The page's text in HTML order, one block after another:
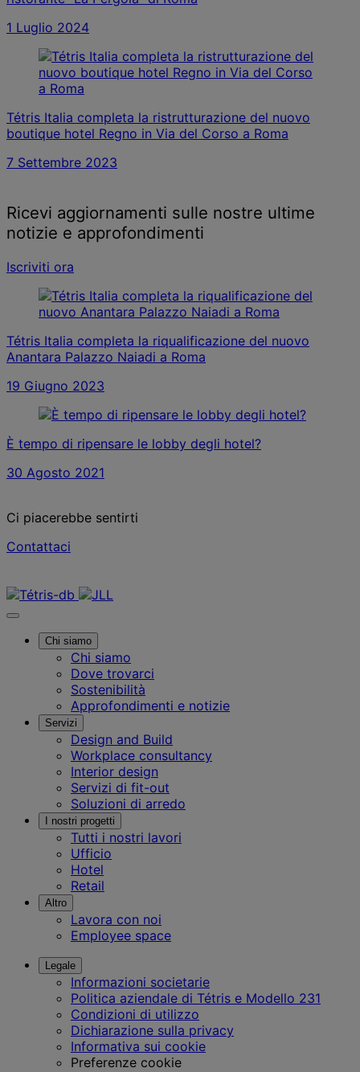
1 Luglio 2024
Tétris Italia completa la ristrutturazione del nuovo
boutique hotel Regno in Via del Corso a Roma
7 Settembre 2023
Ricevi aggiornamenti sulle nostre ultime
notizie e approfondimenti
Iscriviti ora
Tétris Italia completa la riqualificazione del nuovo
Anantara Palazzo Naiadi a Roma
19 Giugno 2023
È tempo di ripensare le lobby degli hotel?
30 Agosto 2021
Ci piacerebbe sentirti
Contattaci
Chi siamo
Chi siamo
Dove trovarci
Sostenibilità
Approfondimenti e notizie
Servizi
Design and Build
Workplace consultancy
Interior design
Servizi di fit-out
Soluzioni di arredo
I nostri progetti
Tutti i nostri lavori
Ufficio
Hotel
Retail
Altro
Lavora con noi
Employee space
Legale
Informazioni societarie
Politica aziendale di Tétris e Modello 231
Condizioni di utilizzo
Dichiarazione sulla privacy
Informativa sui cookie
Preferenze cookie